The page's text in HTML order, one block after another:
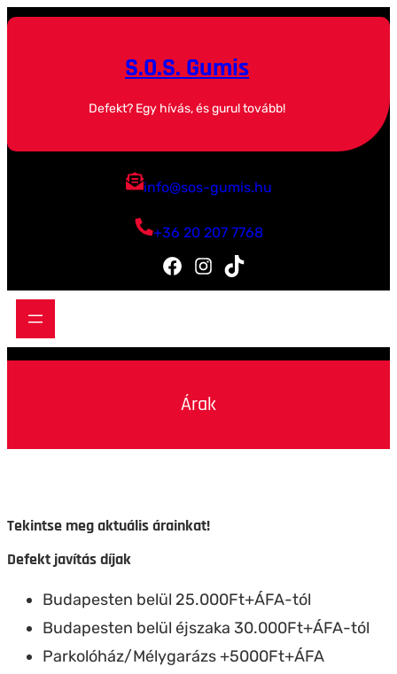
Ugrás
a
S.O.S. Gumis
Defekt? Egy hívás, és gurul tovább!
info@sos-gumis.hu
+36 20 207 7768
Facebook Instagram TikTok
Árak
Tekintse meg aktuális árainkat!
Defekt javítás díjak
Budapesten belül 25.000Ft+ÁFA-tól
Budapesten belül éjszaka 30.000Ft+ÁFA-tól
Parkolóház/Mélygarázs +5000Ft+ÁFA